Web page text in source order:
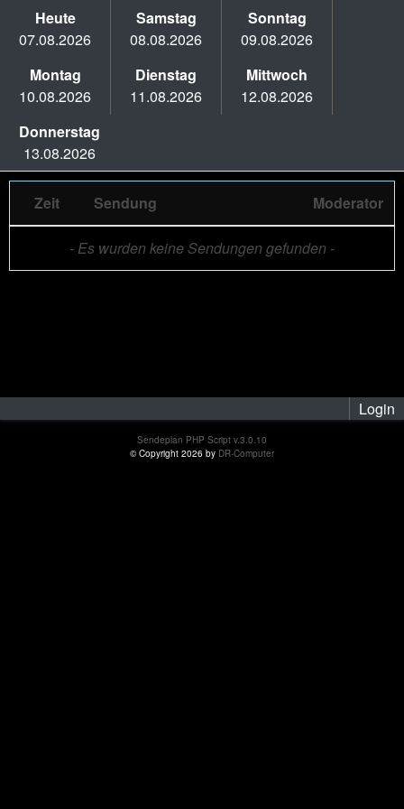
Heute
07.08.2026
Samstag
08.08.2026
Sonntag
09.08.2026
Montag
10.08.2026
Dienstag
11.08.2026
Mittwoch
12.08.2026
Donnerstag
13.08.2026
Zeit Sendung Moderator
- Es wurden keine Sendungen gefunden -
Login
Sendeplan PHP Script v.3.0.10
© Copyright 2026 by DR-Computer